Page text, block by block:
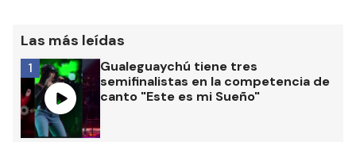
Las más leídas
Gualeguaychú tiene tres
semifinalistas en la competencia de
canto "Este es mi Sueño"
1